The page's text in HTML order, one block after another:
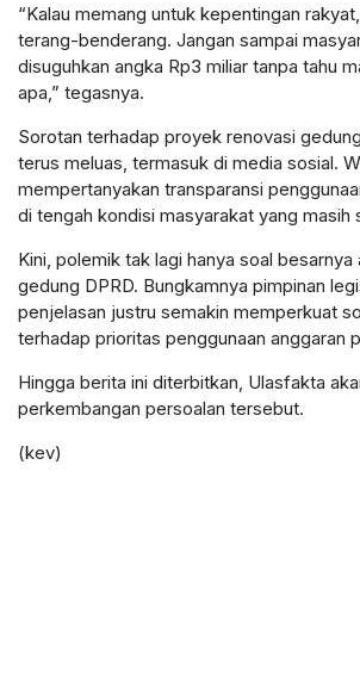
“Kalau memang untuk kepentingan
terang-benderang. Jangan sampai
disuguhkan angka Rp3 miliar tanpa tahu
apa,” tegasnya.
Sorotan terhadap proyek renovasi
terus meluas, termasuk di media sosial.
mempertanyakan transparansi
di tengah kondisi masyarakat yang masih
Kini, polemik tak lagi hanya soal besarnya
gedung DPRD. Bungkamnya pimpinan
penjelasan justru semakin memperkuat
terhadap prioritas penggunaan anggaran
Hingga berita ini diterbitkan, Ulasfakta
perkembangan persoalan tersebut.
(kev)